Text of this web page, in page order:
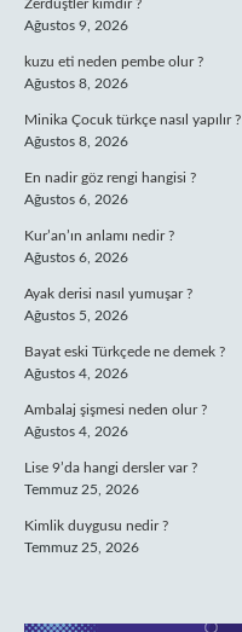
Zerdüştler kimdir ?
Ağustos 9, 2026
kuzu eti neden pembe olur ?
Ağustos 8, 2026
Minika Çocuk türkçe nasıl yapılır ?
Ağustos 8, 2026
En nadir göz rengi hangisi ?
Ağustos 6, 2026
Kur’an’ın anlamı nedir ?
Ağustos 6, 2026
Ayak derisi nasıl yumuşar ?
Ağustos 5, 2026
Bayat eski Türkçede ne demek ?
Ağustos 4, 2026
Ambalaj şişmesi neden olur ?
Ağustos 4, 2026
Lise 9’da hangi dersler var ?
Temmuz 25, 2026
Kimlik duygusu nedir ?
Temmuz 25, 2026